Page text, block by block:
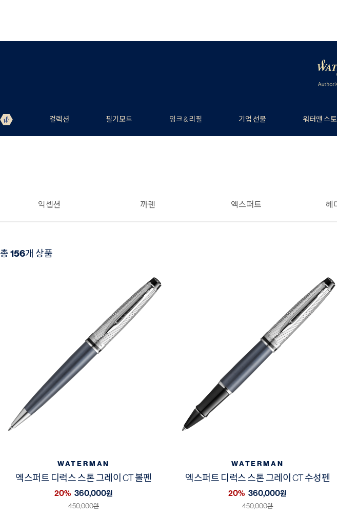
컬렉션 필기모드 잉크 & 리필 기업 선물 워터맨 스
익셉션 까렌 엑스퍼트 헤
총156개 상품
WATERMAN
엑스퍼트 디럭스 스톤 그레이 CT 볼펜
20% 360,000원
450,000원
WATERMAN
엑스퍼트 디럭스 스톤 그레이 CT 수성펜
20% 360,000원
450,000원